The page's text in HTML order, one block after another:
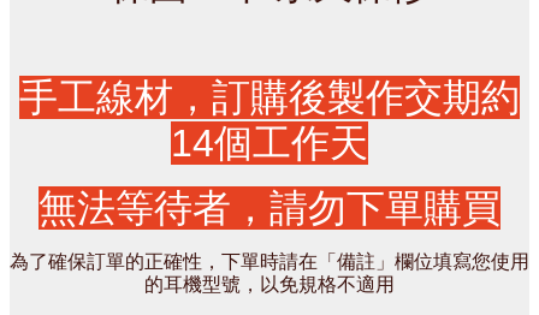
手工線材，訂購後製作交期約
14個工作天
無法等待者，請勿下單購買
為了確保訂單的正確性，下單時請在「備註」欄位填寫您使用
的耳機型號，以免規格不適用